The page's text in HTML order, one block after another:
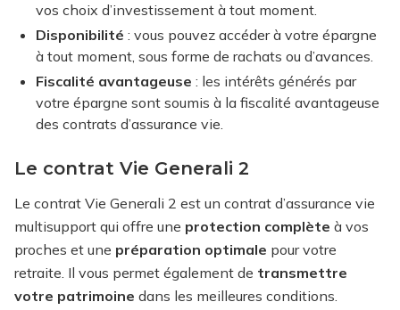
vos choix d’investissement à tout moment.
Disponibilité : vous pouvez accéder à votre épargne
à tout moment, sous forme de rachats ou d’avances.
Fiscalité avantageuse : les intérêts générés par
votre épargne sont soumis à la fiscalité avantageuse
des contrats d’assurance vie.
Le contrat Vie Generali 2
Le contrat Vie Generali 2 est un contrat d’assurance vie
multisupport qui offre une protection complète à vos
proches et une préparation optimale pour votre
retraite. Il vous permet également de transmettre
votre patrimoine dans les meilleures conditions.